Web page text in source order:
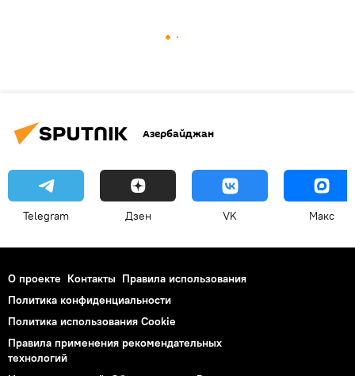
Азербайджан
Telegram Дзен VK Макс
О проекте Контакты Правила использования
Политика конфиденциальности
Политика использования Cookie
Правила применения рекомендательных
технологий